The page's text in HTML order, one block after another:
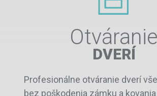
Otváranie
DVERÍ
Profesionálne otváranie dverí
bez poškodenia zámku a